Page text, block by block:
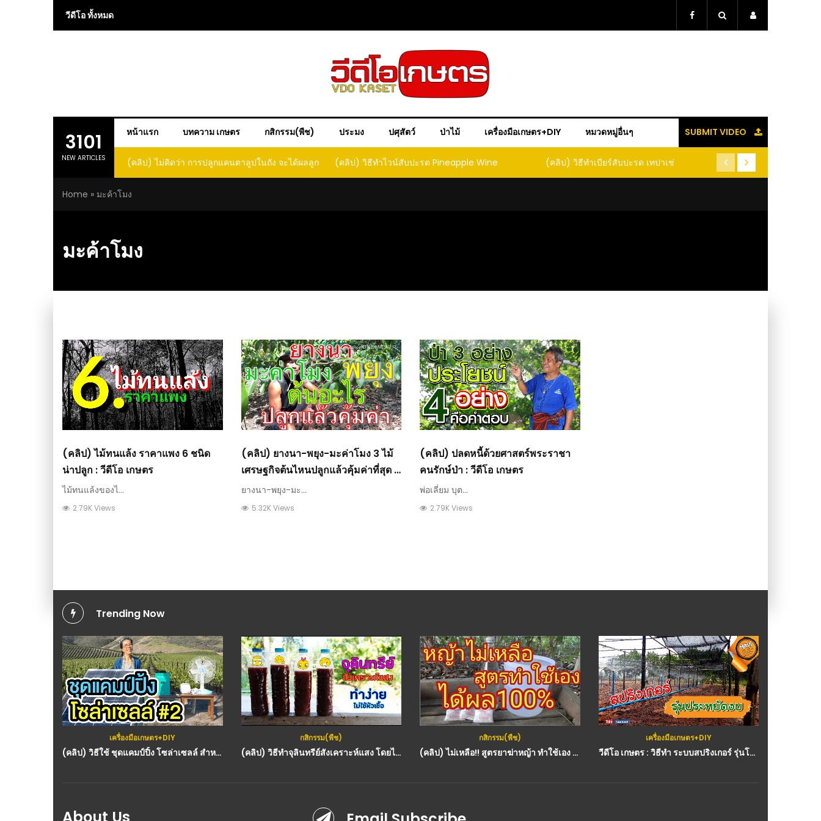
วีดีโอ ทั้งหมด
3101
NEW ARTICLES
หน้าแรก บทความ เกษตร กสิกรรม(พืช) ประมง ปศุสัตว์ ป่าไม้ เครื่องมือเกษตร+DIY หมวดหมู่อื่นๆ SUBMIT VIDEO
(คลิป) ไม่คิดว่า การปลูกแคนตาลูปในถัง จะได้ผลลูก
โตและหวานขนาดนี้ I didn’t expect that
(คลิป) วิธีทำไวน์สับปะรด Pineapple Wine (คลิป) วิธีทำเบียร์สับปะรด เทปาเช่
(คลิป) รู้แล้วจะหนาว!! หัวเดี
หนอนแมลง หนีกระเจิง
Home » มะค้าโมง
มะค้าโมง
(คลิป) ไม้ทนแล้ง ราคาแพง 6 ชนิด
น่าปลูก : วีดีโอ เกษตร
ไม้ทนแล้งของไ...
2.79K Views
(คลิป) ยางนา-พยุง-มะค่าโมง 3 ไม้
เศรษฐกิจต้นไหนปลูกแล้วคุ้มค่าที่สุด :
วีดีโอ เกษตร
ยางนา-พยุง-มะ...
5.32K Views
(คลิป) ปลดหนี้ด้วยศาสตร์พระราชา
คนรักษ์ป่า : วีดีโอ เกษตร
พ่อเลี่ยม บุต...
2.79K Views
Trending Now
เครื่องมือเกษตร+DIY
(คลิป) วิธีใช้ ชุดแคมป์ปิ้ง โซล่าเซลล์ สำหรับเที่ยวแคมป์ หรือเดินทางไกล By พี่หมีโซล่าเซลล์ : วีดีโอ เกษตร
กสิกรรม(พืช)
(คลิป) วิธีทำจุลินทรีย์สังเคราะห์แสง โดยไม่ใช้หัวเชื้อ : วีดีโอ เกษตร
กสิกรรม(พืช)
(คลิป) ไม่เหลือ!! สูตรยาฆ่าหญ้า ทำใช้เอง เห็นผล 100% : วีดีโอ เกษตร
เครื่องมือเกษตร+DIY
วีดีโอ เกษตร : วิธีทำ ระบบสปริงเกอร์ รุ่นโคตรประหยัดต้นทุนสุดๆ